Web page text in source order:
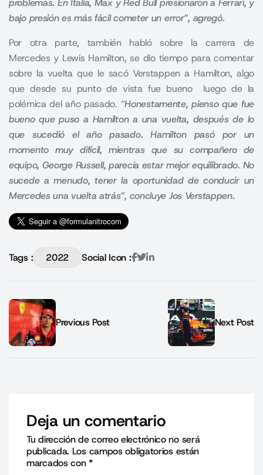
problemas. En Italia, Max y Red Bull presionaron a Ferrari, y
bajo presión es más fácil cometer un error”, agregó.
Por otra parte, también habló sobre la carrera de
Mercedes y Lewis Hamilton, se dio tiempo para comentar
sobre la vuelta que le sacó Verstappen a Hamilton, algo
que desde su punto de vista fue bueno luego de la
polémica del año pasado. “Honestamente, pienso que fue
bueno que puso a Hamilton a una vuelta, después de lo
que sucedió el año pasado. Hamilton pasó por un
momento muy difícil, mientras que su compañero de
equipo, George Russell, parecía estar mejor equilibrado. No
sucede a menudo, tener la oportunidad de conducir un
Mercedes una vuelta atrás”, concluye Jos Verstappen.
Tags : 2022 Social Icon :
Previous Post Next Post
Deja un comentario
Tu dirección de correo electrónico no será
publicada. Los campos obligatorios están
marcados con*